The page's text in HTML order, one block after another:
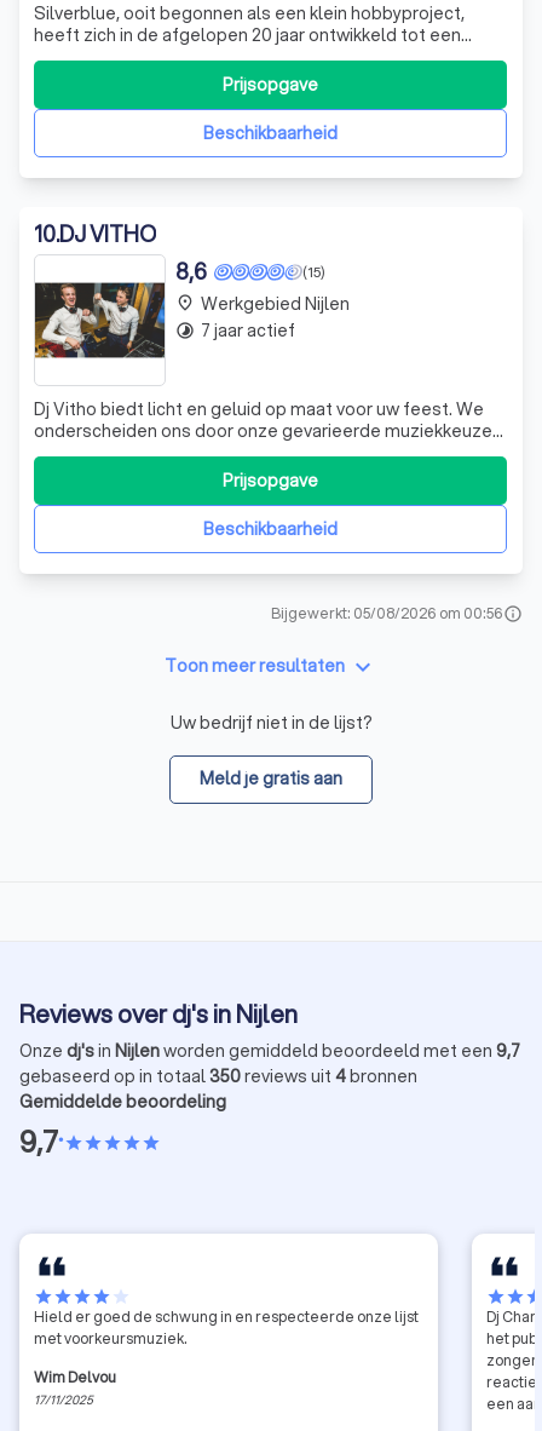
Silverblue, ooit begonnen als een klein hobbyproject,
heeft zich in de afgelopen 20 jaar ontwikkeld tot een
toonaangevende one-stop-shop voor feesten en
evenementen. Wij zijn meer dan alleen een discobar. Wij
bieden een breed scala aan diensten, van DJ-projecten
tot het verzorgen van geluid, licht e
Beschikbaarheid
Prijsopgave
10.DJ VITHO
(15)
8,6
Dj Vitho biedt licht en geluid op maat voor uw feest. We
onderscheiden ons door onze gevarieerde muziekkeuze
en bieden u een persoonlijke aanpak voor een betaalbare
prijs. Dit doen we al meer dan 10 jaar lang. We leggen onze
focus op de klant zodat het feest verloopt zoals u het in
Beschikbaarheid
Prijsopgave
place Werkgebied Nijlen
timelapse 7 jaar actief
Bijgewerkt: 05/08/2026 om 00:56info
Toon meer resultaten keyboard_arrow_down
Uw bedrijf niet in de lijst?
Meld je gratis aan
Reviews over dj's in Nijlen
Onze dj'sin Nijlenworden gemiddeld beoordeeld met een 9,7
gebaseerd op in totaal350reviews uit 4bronnen
Gemiddelde beoordeling
9,7•starstarstarstarstar
starstarstarstarstar
Hield er goed de schwung in en respecteerde onze lijst
met voorkeursmuziek.
Wim Delvou
17/11/2025
starstar
Dj
het
een